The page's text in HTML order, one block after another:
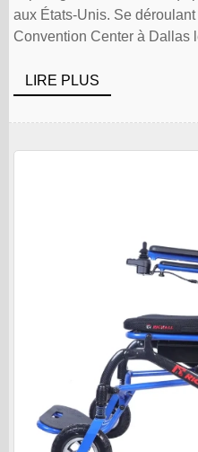
aux États-Unis. Se
Convention Center à Dallas
matière de solutions de
au stand [...]
LIRE PLUS